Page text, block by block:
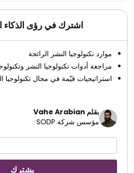
اشترك في رؤى الذكاء
موارد تكنولوجيا النشر الرائجة
مراجعة أدوات تكنولوجيا النشر
استراتيجيات قيّمة في مجال تكنولوجيا
بقلم Vahe Arabian
مؤسس شركة SODP